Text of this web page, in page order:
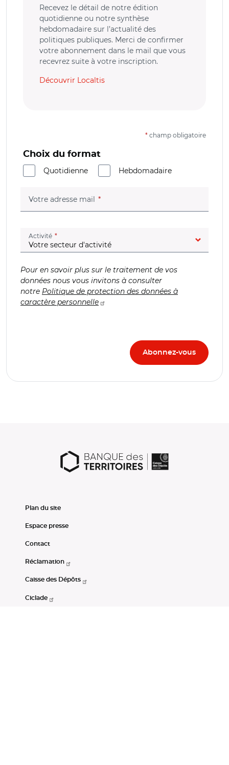
Recevez le détail de notre édition
quotidienne ou notre synthèse
hebdomadaire sur l’actualité des
politiques publiques. Merci de confirmer
votre abonnement dans le mail que vous
recevrez suite à votre inscription.
Découvrir Localtis
* champ obligatoire
Choix du format
Quotidienne
Hebdomadaire
Votre adresse mail (champ obligatoire)
Activité (champ obligatoire)
Pour en savoir plus sur le traitement de vos
données nous vous invitons à consulter
notre Politique de protection des données à
caractère personnelle
Plan du site
Espace presse
Contact
Réclamation
Caisse des Dépôts
Ciclade